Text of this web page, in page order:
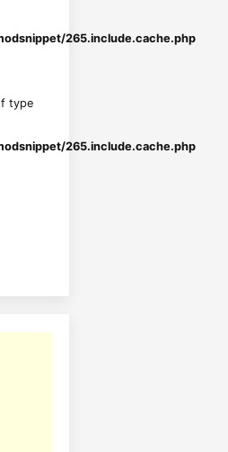
265.include.cache.php
type
265.include.cache.php